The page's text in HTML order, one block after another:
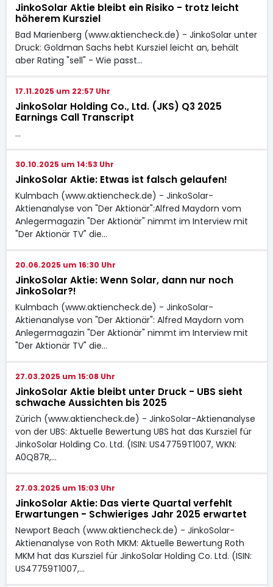
JinkoSolar Aktie bleibt ein Risiko - trotz leicht
höherem Kursziel
Bad Marienberg (www.aktiencheck.de) - JinkoSolar unter
Druck: Goldman Sachs hebt Kursziel leicht an, behält
aber Rating "sell" - Wie passt…
17.11.2025 um 22:57 Uhr
JinkoSolar Holding Co., Ltd. (JKS) Q3 2025
Earnings Call Transcript
…
30.10.2025 um 14:53 Uhr
JinkoSolar Aktie: Etwas ist falsch gelaufen!
Kulmbach (www.aktiencheck.de) - JinkoSolar-
Aktienanalyse von "Der Aktionär":Alfred Maydorn vom
Anlegermagazin "Der Aktionär" nimmt im Interview mit
"Der Aktionär TV" die…
20.06.2025 um 16:30 Uhr
JinkoSolar Aktie: Wenn Solar, dann nur noch
JinkoSolar?!
Kulmbach (www.aktiencheck.de) - JinkoSolar-
Aktienanalyse von "Der Aktionär": Alfred Maydorn vom
Anlegermagazin "Der Aktionär" nimmt im Interview mit
"Der Aktionär TV" die…
27.03.2025 um 15:08 Uhr
JinkoSolar Aktie bleibt unter Druck - UBS sieht
schwache Aussichten bis 2025
Zürich (www.aktiencheck.de) - JinkoSolar-Aktienanalyse
von der UBS: Aktuelle Bewertung UBS hat das Kursziel für
JinkoSolar Holding Co. Ltd. (ISIN: US47759T1007, WKN:
A0Q87R,…
27.03.2025 um 15:03 Uhr
JinkoSolar Aktie: Das vierte Quartal verfehlt
Erwartungen - Schwieriges Jahr 2025 erwartet
Newport Beach (www.aktiencheck.de) - JinkoSolar-
Aktienanalyse von Roth MKM: Aktuelle Bewertung Roth
MKM hat das Kursziel für JinkoSolar Holding Co. Ltd. (ISIN:
US47759T1007,…